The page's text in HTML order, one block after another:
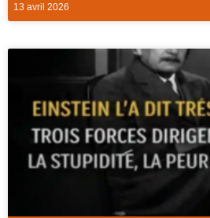
13 avril 2026